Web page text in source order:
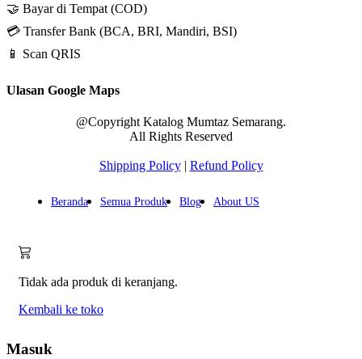
🤝 Bayar di Tempat (COD)
💳 Transfer Bank (BCA, BRI, Mandiri, BSI)
📱 Scan QRIS
Ulasan Google Maps
@Copyright Katalog Mumtaz Semarang.
All Rights Reserved
Shipping Policy| Refund Policy
Beranda Semua Produk Blog About US
Tidak ada produk di keranjang.
Kembali ke toko
Masuk